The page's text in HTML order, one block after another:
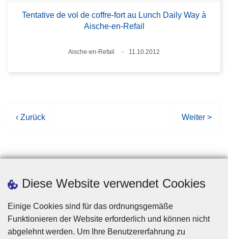
Diese Website verwendet Cookies
Einige Cookies sind für das ordnungsgemäße
Funktionieren der Website erforderlich und können nicht
abgelehnt werden. Um Ihre Benutzererfahrung zu
Tentative de vol de coffre-fort au Lunch Daily Way à
Aische-en-Refail
Standort
Aische-en-Refail
11.10.2012
V
h
g
e
S
‹ Zurück
N
h
t
e
i
Weiter >